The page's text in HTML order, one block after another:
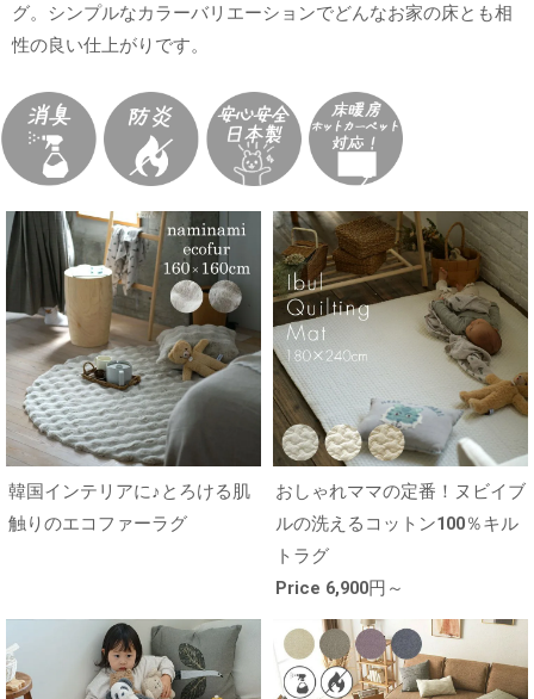
グ。シンプルなカラーバリエーションでどんなお家の床とも相
性の良い仕上がりです。
韓国インテリアに♪とろける肌
触りのエコファーラグ
おしゃれママの定番！ヌビイブ
ルの洗えるコットン100％キル
トラグ
Price 6,900円～